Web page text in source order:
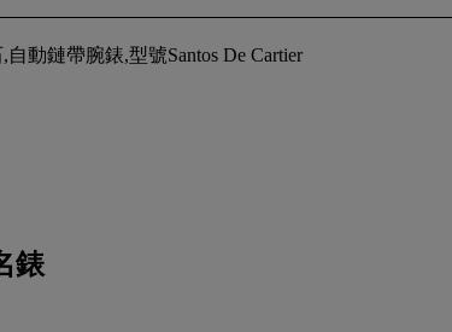
動鏈帶腕錶,型號Santos De Cartier
錶